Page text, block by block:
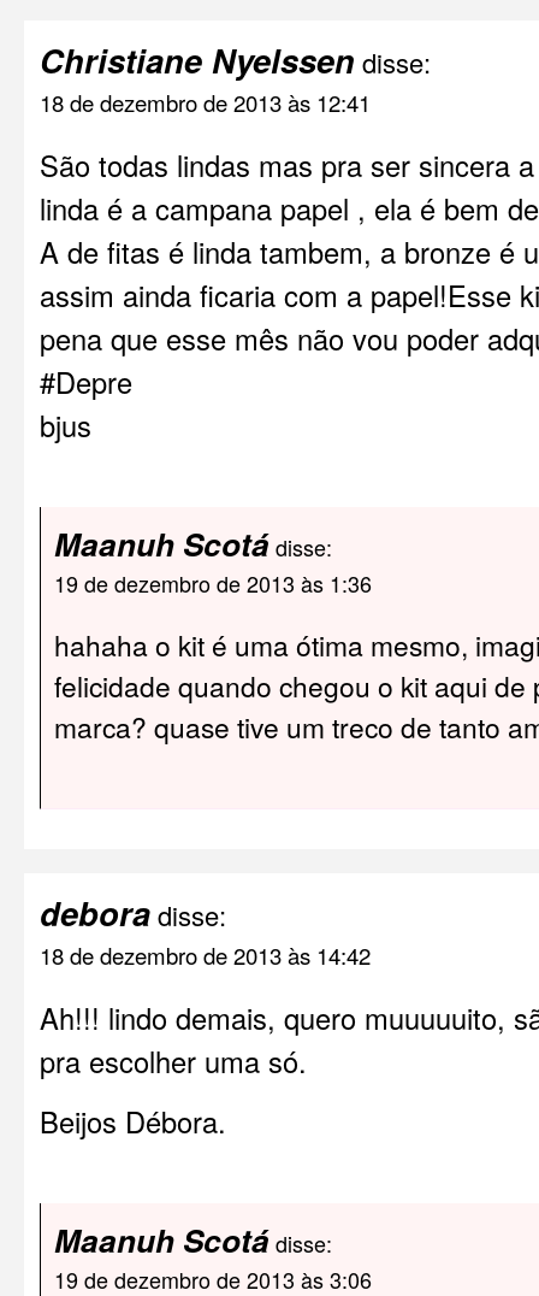
Christiane Nyelssen disse:
18 de dezembro de 2013 às 12:41
São todas lindas mas pra ser sincera
linda é a campana papel , ela é bem
A de fitas é linda tambem, a bronze é
assim ainda ficaria com a papel!Esse
pena que esse mês não vou poder
#Depre
bjus
Maanuh Scotádisse:
19 de dezembro de 2013 às 1:36
hahaha o kit é uma ótima mesmo,
felicidade quando chegou o kit aqui de
marca? quase tive um treco de tanto
deboradisse:
18 de dezembro de 2013 às 14:42
Ah!!! lindo demais, quero muuuuuito,
pra escolher uma só.
Beijos Débora.
Maanuh Scotádisse:
19 de dezembro de 2013 às 3:06